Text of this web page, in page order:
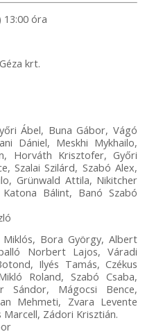
óra
krt.
Ábel, Buna Gábor, Vágó
Dániel, Meskhi Mykhailo,
Horváth Krisztofer, Győri
Szalai Szilárd, Szabó Alex,
Grünwald Attila, Nikitcher
Katona Bálint, Banó Szabó
Bora György, Albert
Norbert Lajos, Váradi
Ilyés Tamás, Czékus
Roland, Szabó Csaba,
Sándor, Mágocsi Bence,
Mehmeti, Zvara Levente
Zádori Krisztián.